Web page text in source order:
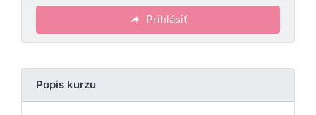
Prihlásiť
Popis kurzu